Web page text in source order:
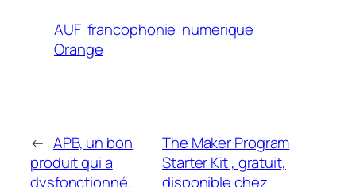
AUF francophonie numerique
Orange
← APB, un bon
produit qui a
dysfonctionné.
The Maker Program
Starter Kit , gratuit,
disponible chez